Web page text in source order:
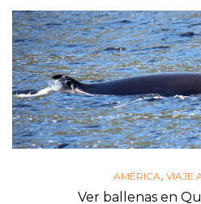
AMÉRICA, VIAJE
Ver ballenas en